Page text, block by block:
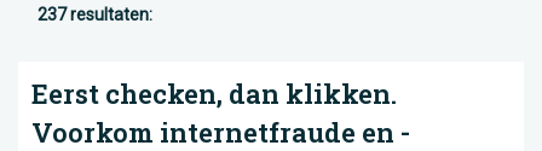
237 resultaten:
Eerst checken, dan klikken.
Voorkom internetfraude en -